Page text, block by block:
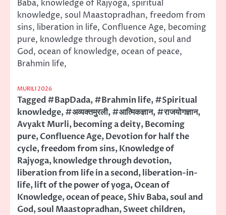
Baba, knowledge of Rajyoga, spiritual
knowledge, soul Maastopradhan, freedom from
sins, liberation in life, Confluence Age, becoming
pure, knowledge through devotion, soul and
God, ocean of knowledge, ocean of peace,
Brahmin life,
MURILI 2026
Tagged#BapDada,#Brahmin life,#Spiritual
knowledge,#अव्यक्तमुरली,#आत्मिकज्ञान,#राजयोगज्ञान,
Avyakt Murli,becoming a deity,Becoming
pure,Confluence Age,Devotion for half the
cycle,freedom from sins,Knowledge of
Rajyoga,knowledge through devotion,
liberation from life in a second,liberation-in-
life,lift of the power of yoga,Ocean of
Knowledge,ocean of peace,Shiv Baba,soul and
God,soul Maastopradhan,Sweet children,